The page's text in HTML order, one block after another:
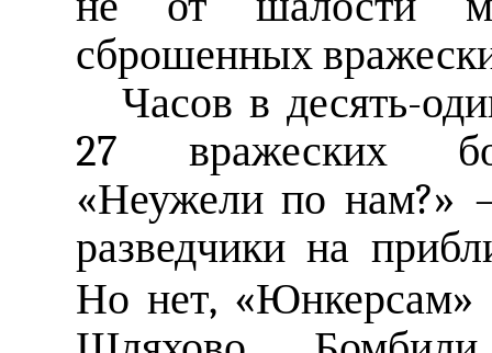
сброшенных
Часов в десять-
27 вражеских
«Неужели по нам?»
разведчики на
Но нет,